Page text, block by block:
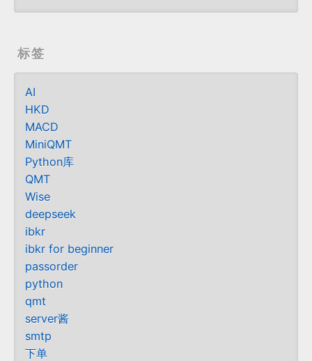
标签
AI
HKD
MACD
MiniQMT
Python库
QMT
Wise
deepseek
ibkr
ibkr for beginner
passorder
python
qmt
server酱
smtp
下单